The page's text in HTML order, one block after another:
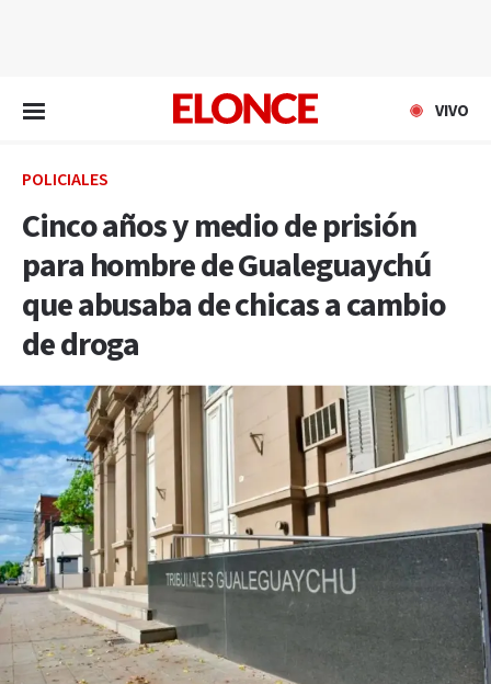
VIVO
POLICIALES
Cinco años y medio de prisión
para hombre de Gualeguaychú
que abusaba de chicas a cambio
de droga